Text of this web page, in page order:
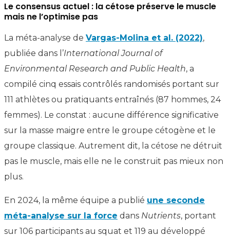
Le consensus actuel : la cétose préserve le muscle
mais ne l’optimise pas
La méta-analyse de Vargas-Molina et al. (2022),
publiée dans l’International Journal of
Environmental Research and Public Health, a
compilé cinq essais contrôlés randomisés portant sur
111 athlètes ou pratiquants entraînés (87 hommes, 24
femmes). Le constat : aucune différence significative
sur la masse maigre entre le groupe cétogène et le
groupe classique. Autrement dit, la cétose ne détruit
pas le muscle, mais elle ne le construit pas mieux non
plus.
En 2024, la même équipe a publié une seconde
méta-analyse sur la force dans Nutrients, portant
sur 106 participants au squat et 119 au développé